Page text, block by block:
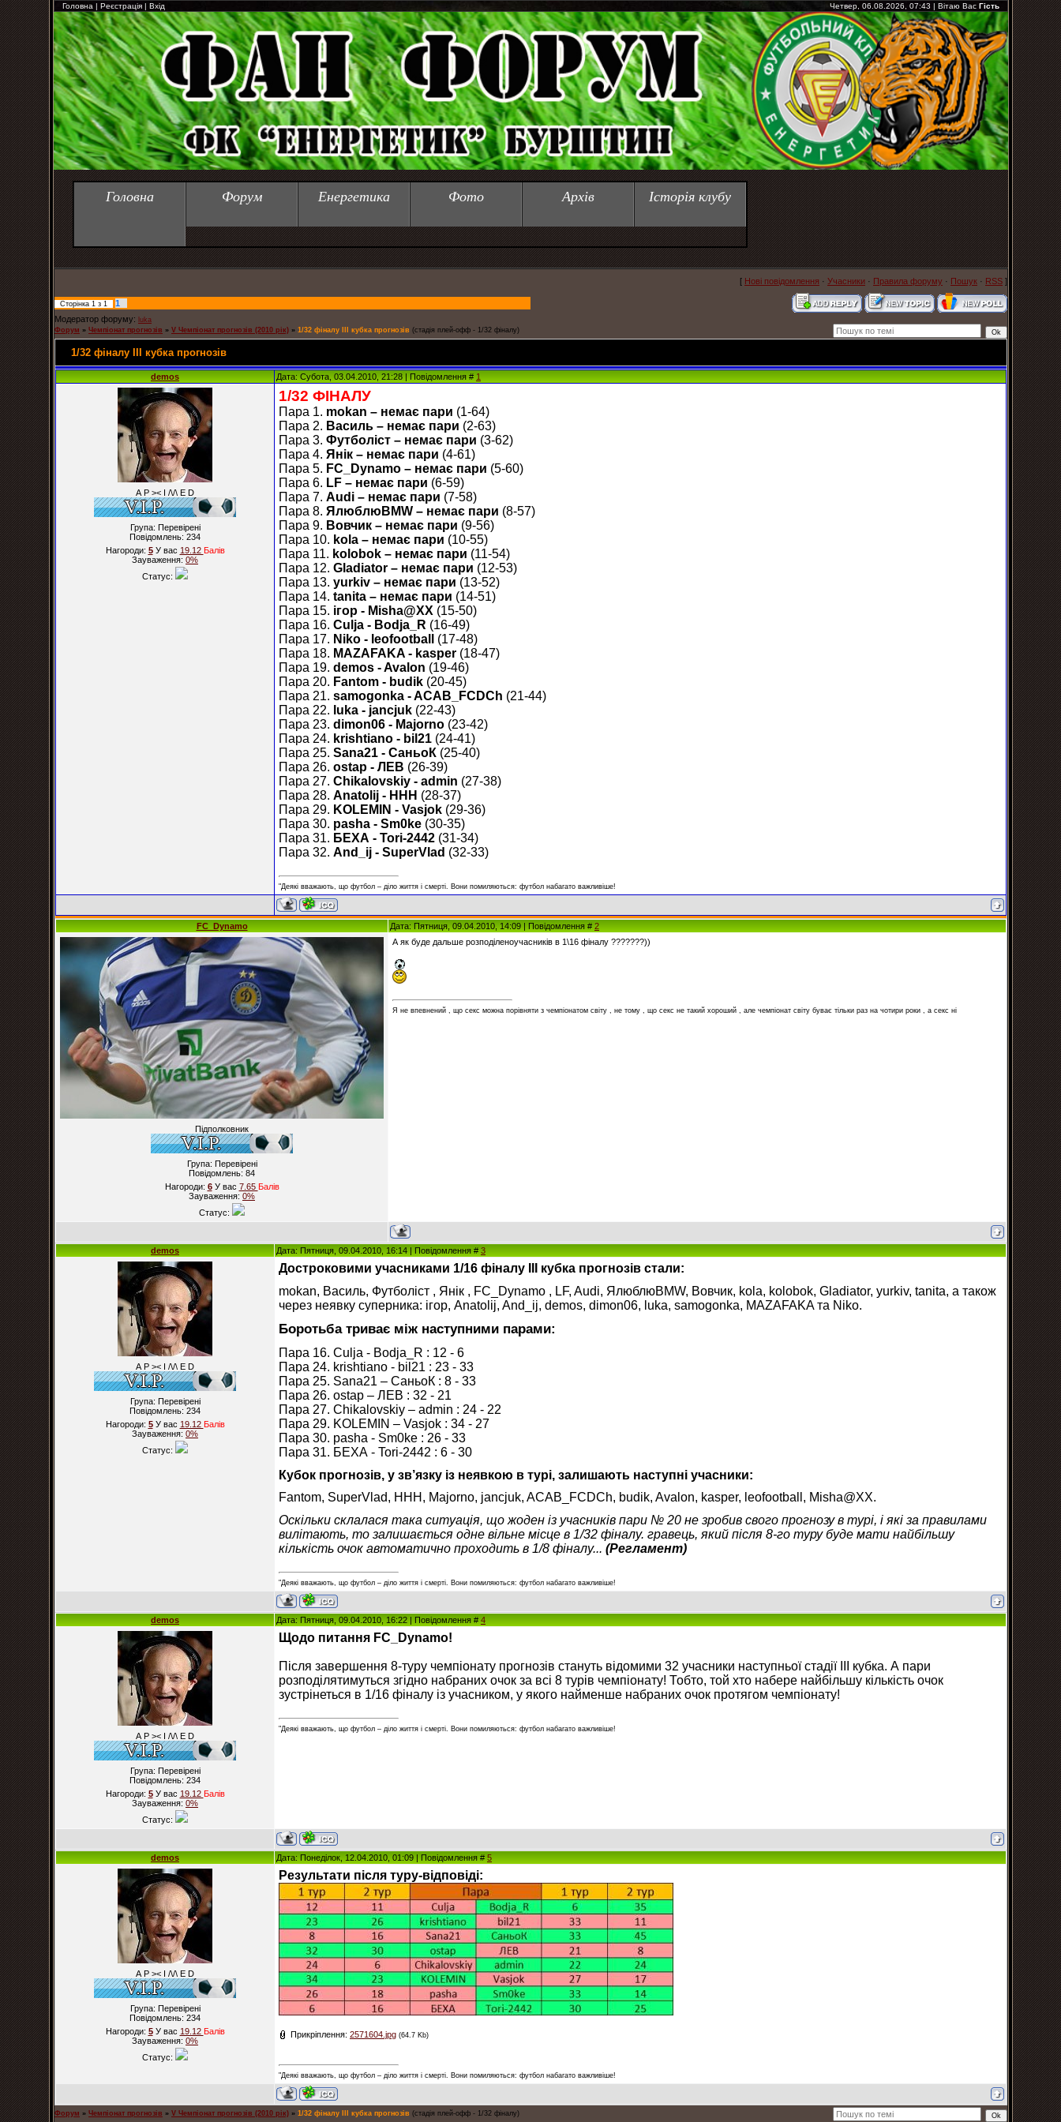
Головна | Реєстрація | Вхід Четвер, 06.08.2026, 07:43 | Вітаю Вас Гість
Головна Форум Енергетика Фото Архів Історія клубу
[ Нові повідомлення · Учасники · Правила форуму · Пошук · RSS ]
Сторінка 1 з 1
1
Модератор форуму: luka
Форум » Чемпіонат прогнозів » V Чемпіонат прогнозів (2010 рік) » 1/32 фіналу ІІІ кубка прогнозів (стадія плей-офф - 1/32 фіналу)
1/32 фіналу ІІІ кубка прогнозів
demos Дата: Субота, 03.04.2010, 21:28 | Повідомлення # 1
А Р >< I /\/\ E D
Група: Перевірені
Повідомлень: 234
Нагороди: 5У вас 19.12 Балiв
Зауваження: 0%
Статус:
1/32 ФІНАЛУ
Пара 1. mokan – немає пари (1-64)
Пара 2. Василь – немає пари (2-63)
Пара 3. Футболіст – немає пари (3-62)
Пара 4. Янік – немає пари (4-61)
Пара 5. FC_Dynamo – немає пари (5-60)
Пара 6. LF – немає пари (6-59)
Пара 7. Audi – немає пари (7-58)
Пара 8. ЯлюблюBMW – немає пари (8-57)
Пара 9. Вовчик – немає пари (9-56)
Пара 10. kola – немає пари (10-55)
Пара 11. kolobok – немає пари (11-54)
Пара 12. Gladiator – немає пари (12-53)
Пара 13. yurkiv – немає пари (13-52)
Пара 14. tanita – немає пари (14-51)
Пара 15. ігор - Misha@XX (15-50)
Пара 16. Culja - Bodja_R (16-49)
Пара 17. Niko - leofootball
(17-48)
Пара 18. MAZAFAKA - kasper (18-47)
Пара 19. demos - Avalon (19-46)
Пара 20. Fantom - budik (20-45)
Пара 21. samogonka - ACAB_FCDCh (21-44)
Пара 22. luka - jancjuk (22-43)
Пара 23. dimon06 - Majorno (23-42)
Пара 24. krishtiano - bil21 (24-41)
Пара 25. Sana21 - СаньоК (25-40)
Пара 26. ostap - ЛЕВ (26-39)
Пара 27. Chikalovskiy - admin (27-38)
Пара 28. Anatolij - HHH (28-37)
Пара 29. KOLEMIN - Vasjok (29-36)
Пара 30. pasha - Sm0ke (30-35)
Пара 31. БЕХА - Tori-2442 (31-34)
Пара 32. And_ij - SuperVlad (32-33)
"Деякі вважають, що футбол – діло життя і смерті. Вони помиляються: футбол набагато важливіше!
FC_Dynamo Дата: Пятниця, 09.04.2010, 14:09 | Повідомлення #2
Підполковник
Група: Перевірені
Повідомлень: 84
Нагороди: 6У вас 7.65 Балiв
Зауваження: 0%
Статус:
А як буде дальше розподіленоучасників в 1\16 фіналу ???????))
Я не впевнений , що секс можна порівняти з чемпіонатом світу , не тому , що секс не такий хороший , але чемпіонат світу буває тільки раз на чотири роки , а секс ні
demos Дата: Пятниця, 09.04.2010, 16:14 | Повідомлення #3
А Р >< I /\/\ E D
Група: Перевірені
Повідомлень: 234
Нагороди: 5У вас 19.12 Балiв
Зауваження: 0%
Статус:
Достроковими учасниками 1/16 фіналу ІІІ кубка прогнозів стали:
mokan, Василь, Футболіст , Янік , FC_Dynamo , LF, Audi, ЯлюблюBMW, Вовчик, kola, kolobok, Gladiator, yurkiv, tanita, а також
через неявку суперника: ігор, Anatolij, And_ij, demos, dimon06, luka, samogonka, MAZAFAKA та Niko.
Боротьба триває між наступними парами:
Пара 16. Culja - Bodja_R : 12 - 6
Пара 24. krishtiano - bil21 : 23 - 33
Пара 25. Sana21 – СаньоК : 8 - 33
Пара 26. ostap – ЛЕВ : 32 - 21
Пара 27. Chikalovskiy – admin : 24 - 22
Пара 29. KOLEMIN – Vasjok : 34 - 27
Пара 30. pasha - Sm0ke : 26 - 33
Пара 31. БЕХА - Tori-2442 : 6 - 30
Кубок прогнозів, у зв’язку із неявкою в турі, залишають наступні учасники:
Fantom, SuperVlad, HHH, Majorno, jancjuk, ACAB_FCDCh, budik, Avalon, kasper, leofootball, Misha@XX.
Оскільки склалася така ситуація, що жоден із учасників пари № 20 не зробив свого прогнозу в турі, і які за правилами
вилітають, то залишається одне вільне місце в 1/32 фіналу. гравець, який після 8-го туру буде мати найбільшу
кількість очок автоматично проходить в 1/8 фіналу... (Регламент)
"Деякі вважають, що футбол – діло життя і смерті. Вони помиляються: футбол набагато важливіше!
demos Дата: Пятниця, 09.04.2010, 16:22 | Повідомлення #4
А Р >< I /\/\ E D
Група: Перевірені
Повідомлень: 234
Нагороди: 5У вас 19.12 Балiв
Зауваження: 0%
Статус:
Щодо питання FC_Dynamo!
Після завершення 8-туру чемпіонату прогнозів стануть відомими 32 учасники наступньої стадії ІІІ кубка. А пари
розподілятимуться згідно набраних очок за всі 8 турів чемпіонату! Тобто, той хто набере найбільшу кількість очок
зустрінеться в 1/16 фіналу із учасником, у якого найменше набраних очок протягом чемпіонату!
"Деякі вважають, що футбол – діло життя і смерті. Вони помиляються: футбол набагато важливіше!
demos Дата: Понеділок, 12.04.2010, 01:09 | Повідомлення #5
А Р >< I /\/\ E D
Група: Перевірені
Повідомлень: 234
Нагороди: 5У вас 19.12 Балiв
Зауваження: 0%
Статус:
Результати після туру-відповіді:
Прикріплення: 2571604.jpg (64.7 Kb)
"Деякі вважають, що футбол – діло життя і смерті. Вони помиляються: футбол набагато важливіше!
Форум » Чемпіонат прогнозів » V Чемпіонат прогнозів (2010 рік) » 1/32 фіналу ІІІ кубка прогнозів (стадія плей-офф - 1/32 фіналу)